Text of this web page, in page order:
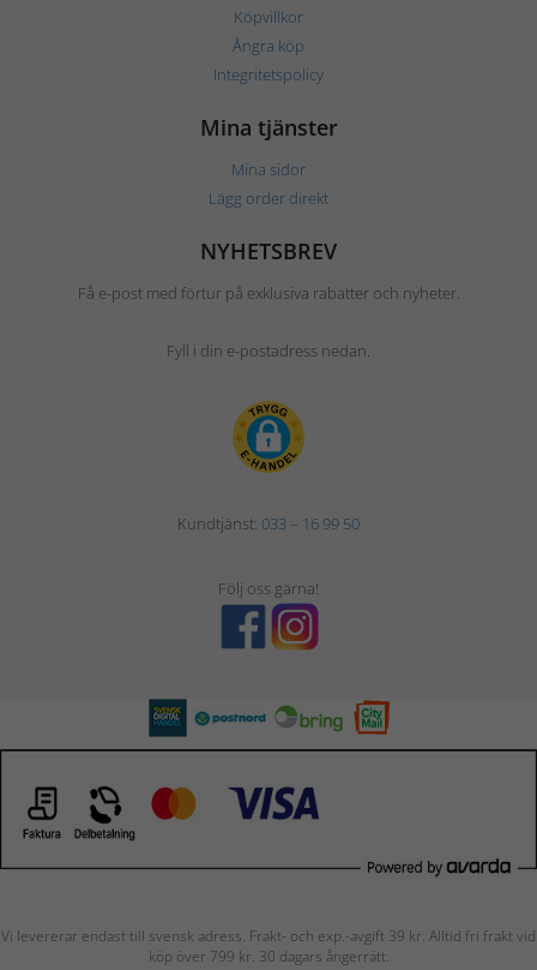
Köpvillkor
Ångra köp
Integritetspolicy
Mina tjänster
Mina sidor
Lägg order direkt
NYHETSBREV
Få e-post med förtur på exklusiva rabatter och nyheter.
Fyll i din e-postadress nedan.
Kundtjänst: 033 – 16 99 50
Följ oss gärna!
Vi levererar endast till svensk adress. Frakt- och exp.-avgift 39 kr. Alltid fri frakt vid
köp över 799 kr. 30 dagars ångerrätt.